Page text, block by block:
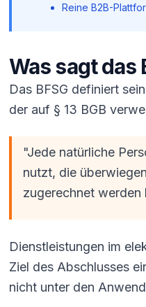
Reine B2B-
Was sagt das
Das BFSG definiert
der auf § 13 BGB
"Jede natürliche
nutzt, die
zugerechnet werden
Dienstleistungen im
Ziel des Abschlusses
nicht unter den